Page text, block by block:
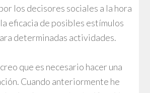
los decisores sociales a la hora
eficacia de posibles estímulos
determinadas actividades.
que es necesario hacer una
Cuando anteriormente he